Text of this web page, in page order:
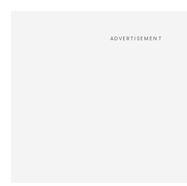
ADVERTISEMENT